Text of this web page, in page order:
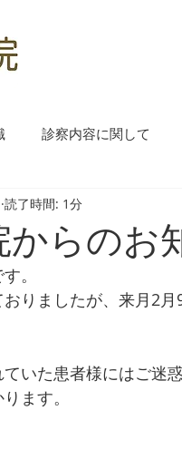
診察内容に関して
らのお
読了時間: 1分
。
りましたが、来月2
いた患者様にはご迷
ます。